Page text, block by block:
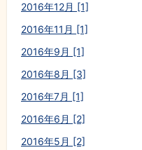
2016年12月 [1]
2016年11月 [1]
2016年9月 [1]
2016年8月 [3]
2016年7月 [1]
2016年6月 [2]
2016年5月 [2]